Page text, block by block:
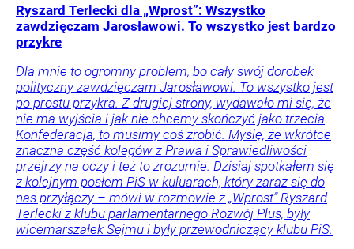
Ryszard Terlecki dla „Wprost”: Wszystko
zawdzięczam Jarosławowi. To wszystko jest bardzo
przykre
Dla mnie to ogromny problem, bo cały swój dorobek
polityczny zawdzięczam Jarosławowi. To wszystko jest
po prostu przykra. Z drugiej strony, wydawało mi się, że
nie ma wyjścia i jak nie chcemy skończyć jako trzecia
Konfederacja, to musimy coś zrobić. Myślę, że wkrótce
znaczna część kolegów z Prawa i Sprawiedliwości
przejrzy na oczy i też to zrozumie. Dzisiaj spotkałem się
z kolejnym posłem PiS w kuluarach, który zaraz się do
nas przyłączy – mówi w rozmowie z „Wprost” Ryszard
Terlecki z klubu parlamentarnego Rozwój Plus, były
wicemarszałek Sejmu i były przewodniczący klubu PiS.